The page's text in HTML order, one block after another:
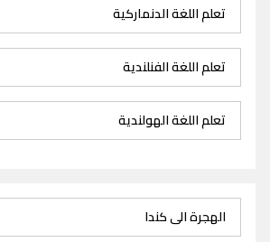
تعلم اللغة الدنماركية
تعلم اللغة الفنلندية
تعلم اللغة الهولندية
الهجرة الى كندا